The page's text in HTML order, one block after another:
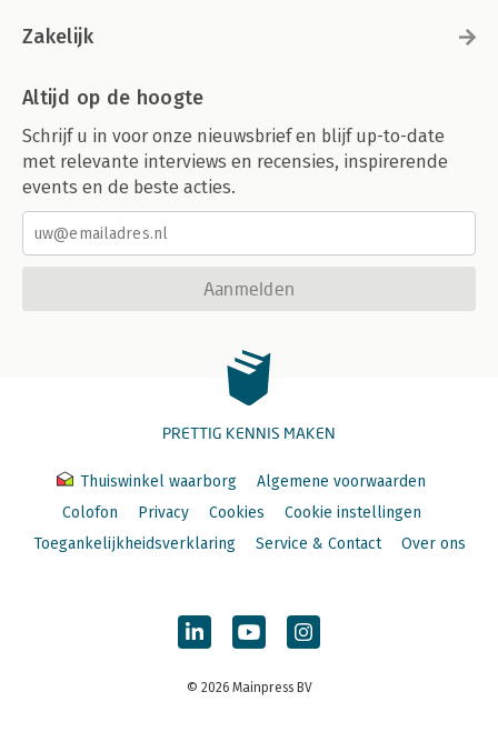
Zakelijk
Altijd op de hoogte
Schrijf u in voor onze nieuwsbrief en blijf up-to-date
met relevante interviews en recensies, inspirerende
events en de beste acties.
Aanmelden
PRETTIG KENNIS MAKEN
Thuiswinkel waarborg
Algemene voorwaarden
Colofon
Privacy Cookies
Cookie instellingen
Toegankelijkheidsverklaring
Service & Contact Over ons
© 2026 Mainpress BV